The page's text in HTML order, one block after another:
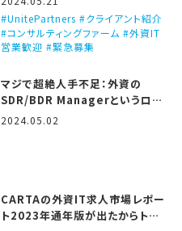
UnitePartners #クライアント紹介
#コンサルティングファーム #外資IT
営業歓迎 #緊急募集
マジで超絶人手不足：外資の
SDR/BDR Managerというロー
ル
2024.05.02
CARTAの外資IT求人市場レポー
ト2023年通年版が出たからトミ